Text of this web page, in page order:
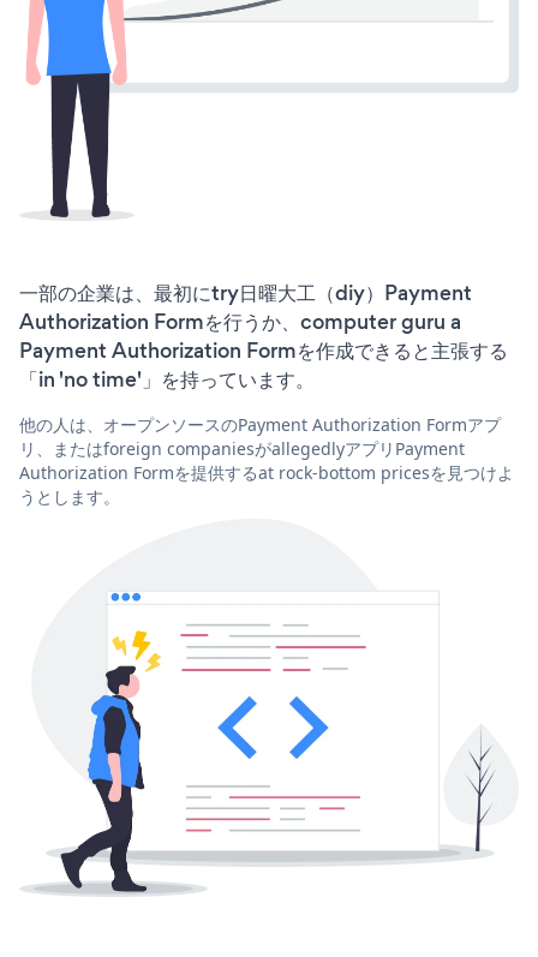
一部の企業は、最初にtry日曜大工（diy）Payment
Authorization Formを行うか、computer guru a
Payment Authorization Formを作成できると主張する
「in 'no time'」を持っています。
他の人は、オープンソースのPayment Authorization Formアプ
リ、またはforeign companiesがallegedlyアプリPayment
Authorization Formを提供するat rock-bottom pricesを見つけよ
うとします。